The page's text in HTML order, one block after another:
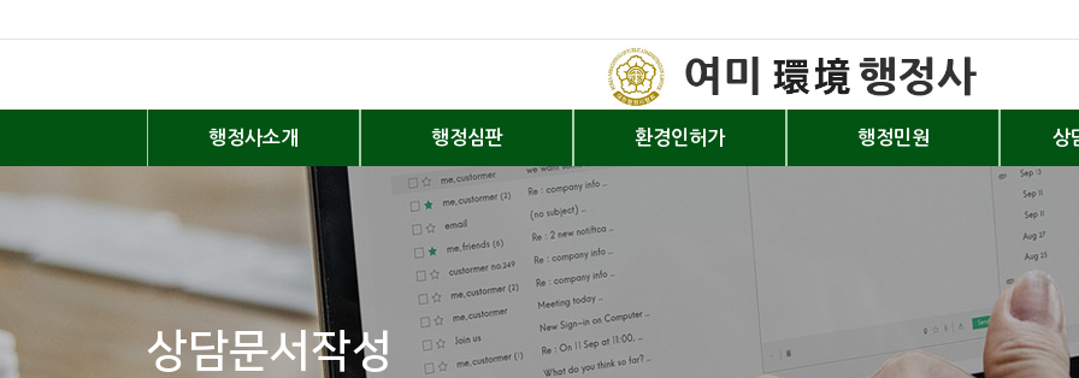
행정사소개 행정심판 환경인허가 행정민원 상
상담문서작성